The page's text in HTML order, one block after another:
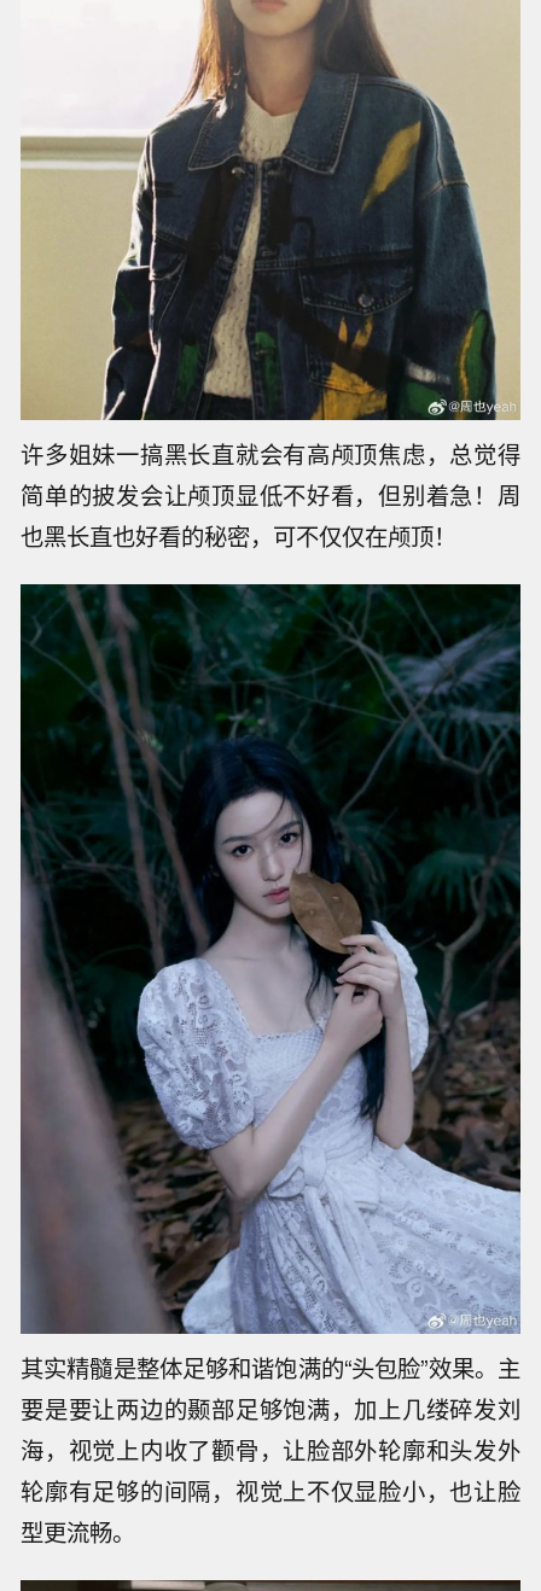
许多姐妹一搞黑长直就会有高颅顶焦虑，总觉得
简单的披发会让颅顶显低不好看，但别着急！周
也黑长直也好看的秘密，可不仅仅在颅顶！
其实精髓是整体足够和谐饱满的“头包脸”效果。主
要是要让两边的颞部足够饱满，加上几缕碎发刘
海，视觉上内收了颧骨，让脸部外轮廓和头发外
轮廓有足够的间隔，视觉上不仅显脸小，也让脸
型更流畅。